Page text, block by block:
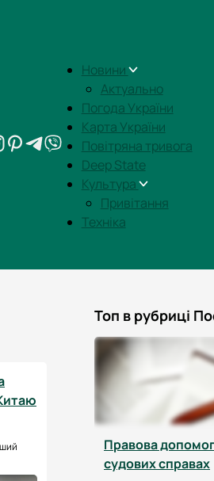
Новини
Актуально
Погода України
Карта України
Повітряна тривога
Deep State
Культура
Привітання
Техніка
Топ в рубриці
Правова
судових справах